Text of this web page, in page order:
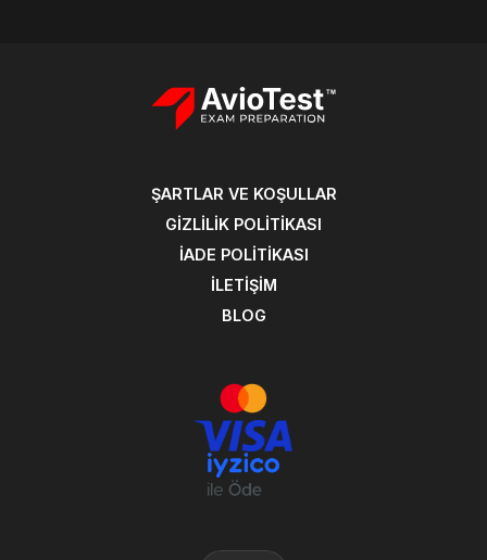
ŞARTLAR VE KOŞULLAR
GIZLILIK POLITIKASI
İADE POLITIKASI
İLETIŞIM
BLOG